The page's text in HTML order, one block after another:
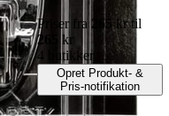
Priser fra 265kr til
265
kr
4 butikker
Opret Produkt- &
Pris-notifikation